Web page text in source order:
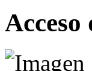
Acceso